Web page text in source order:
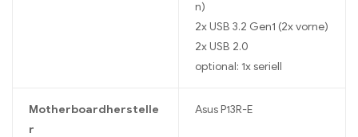
n)
2x USB 3.2 Gen1 (2x vorne)
2x USB 2.0
optional: 1x seriell
Motherboardherstelle
r
Asus P13R-E